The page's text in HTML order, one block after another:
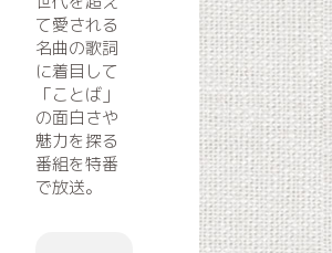
て愛される
名曲の歌詞
に着目して
「ことば」
の面白さや
魅力を探る
番組を特番
で放送。